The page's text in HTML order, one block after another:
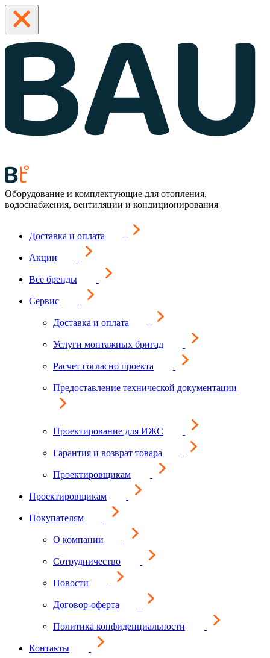
Оборудование и комплектующие для отопления,
водоснабжения, вентиляции и кондиционирования
Доставка и оплата
Акции
Все бренды
Сервис
Доставка и оплата
Услуги монтажных бригад
Расчет согласно проекта
Предоставление технической документации
Проектирование для ИЖС
Гарантия и возврат товара
Проектировщикам
Проектировщикам
Покупателям
О компании
Сотрудничество
Новости
Договор-оферта
Политика конфиденциальности
Контакты